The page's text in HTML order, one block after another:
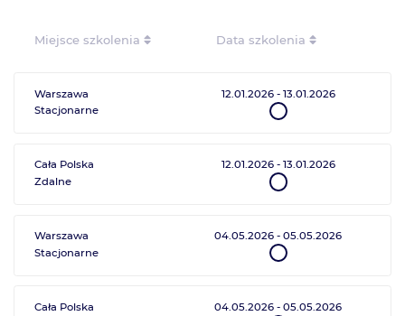
Miejsce szkolenia Data szkolenia
Warszawa 12.01.2026- 13.01.2026
Stacjonarne
Cała Polska 12.01.2026- 13.01.2026
Zdalne
Warszawa 04.05.2026 -05.05.2026
Stacjonarne
Cała Polska 04.05.2026 -05.05.2026